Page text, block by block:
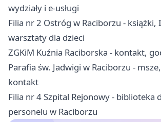
wydziały i e-usługi
Filia nr 2 Ostróg w Raciborzu - książki,
warsztaty dla dzieci
ZGKiM Kuźnia Raciborska - kontakt,
Parafia św. Jadwigi w Raciborzu -
kontakt
Filia nr 4 Szpital Rejonowy - biblioteka
personelu w Raciborzu